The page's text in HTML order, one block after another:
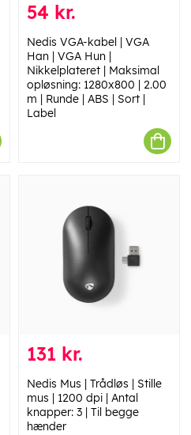
54 kr.
Nedis VGA-kabel | VGA
Han | VGA Hun |
Nikkelplateret | Maksimal
opløsning: 1280x800 | 2.00
m | Runde | ABS | Sort |
Label
131 kr.
Nedis Mus | Trådløs | Stille
mus | 1200 dpi | Antal
knapper: 3 | Til begge
hænder